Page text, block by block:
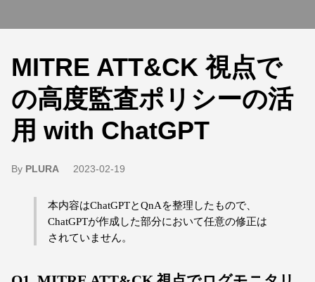
MITRE ATT&CK 視点で
の高度監査ポリシーの活
用 with ChatGPT
By PLURA 2023-02-19
本内容はChatGPTとQnAを整理したもので、
ChatGPTが作成した部分において任意の修正は
されていません。